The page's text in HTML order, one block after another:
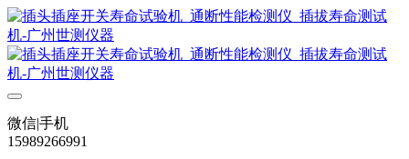
微信|手机
15989266991